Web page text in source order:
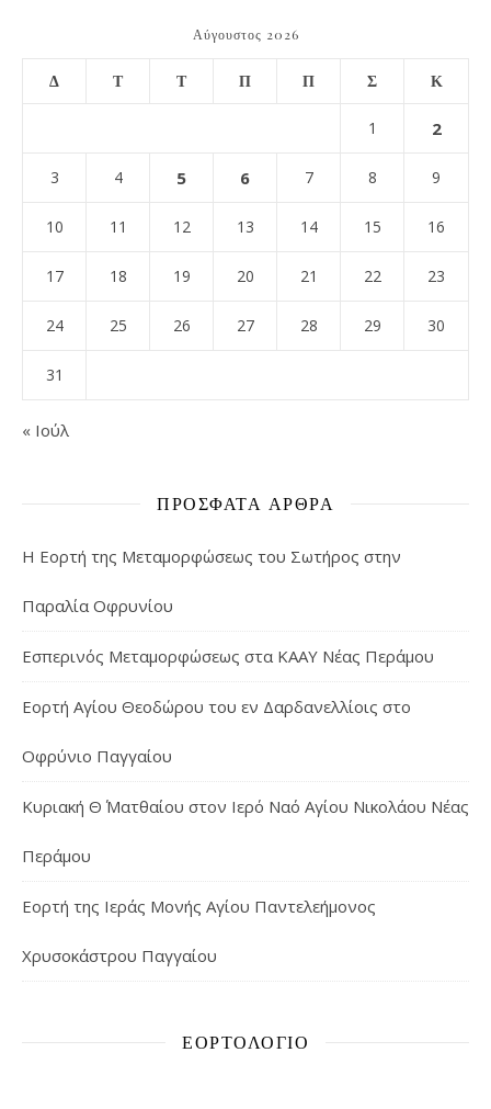
Αύγουστος 2026
Δ Τ Τ Π Π Σ Κ
1 2
3 4 5 6 7 8 9
10 11 12 13 14 15 16
17 18 19 20 21 22 23
24 25 26 27 28 29 30
31
« Ιούλ
ΠΡΌΣΦΑΤΑ ΆΡΘΡΑ
Η Εορτή της Μεταμορφώσεως του Σωτήρος στην
Παραλία Οφρυνίου
Εσπερινός Μεταμορφώσεως στα ΚΑΑΥ Νέας Περάμου
Εορτή Αγίου Θεοδώρου του εν Δαρδανελλίοις στο
Οφρύνιο Παγγαίου
Κυριακή Θ΄ Ματθαίου στον Ιερό Ναό Αγίου Νικολάου Νέας
Περάμου
Εορτή της Ιεράς Μονής Αγίου Παντελεήμονος
Χρυσοκάστρου Παγγαίου
ΕΟΡΤΟΛΌΓΙΟ